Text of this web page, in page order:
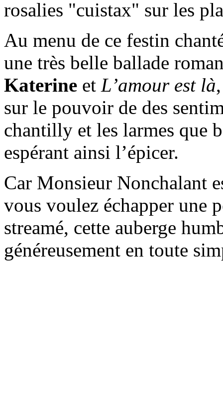
rosalies "cuistax" sur les
Au menu de ce festin
une très belle ballade
Katerine et L’amour est là
sur le pouvoir de des
chantilly et les larmes que
espérant ainsi l’épicer.
Car Monsieur Nonchalant
vous voulez échapper une
streamé, cette auberge
généreusement en toute